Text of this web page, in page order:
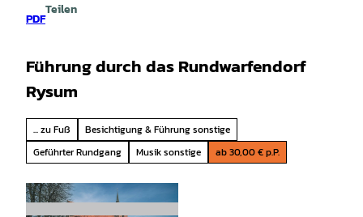
PDF
Teilen
Führung durch das Rundwarfendorf
Rysum
... zu Fuß
Besichtigung & Führung sonstige
Geführter Rundgang
Musik sonstige ab 30,00 € p.P.